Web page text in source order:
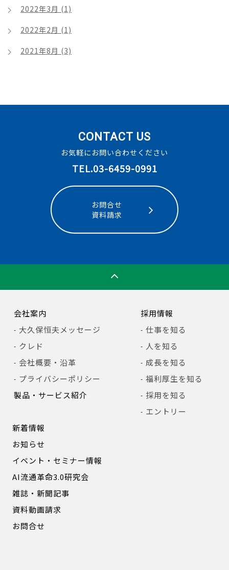
2022年3月 (1)
2022年2月 (1)
2021年8月 (3)
CONTACT US
お気軽にお問い合わせください
TEL.03-6459-0991
お問合せ
資料請求
会社案内
大久保恒夫メッセージ
クレド
会社概要・沿革
プライバシーポリシー
製品・サービス紹介
採用情報
仕事を知る
人を知る
成長を知る
福利厚生を知る
採用を知る
エントリー
新着情報
お知らせ
イベント・セミナー情報
AI流通革命3.0研究会
雑誌・新聞記事
資料動画請求
お問合せ